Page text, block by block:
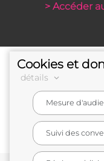
> Accéder
e-
Cookies et
détails
Mesure
Suivi des